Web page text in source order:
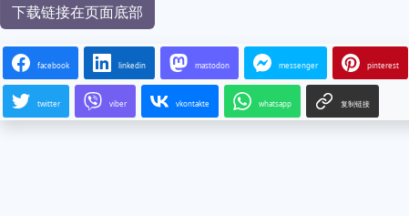
下载链接在页面底部
facebook linkedin mastodon messenger pinterest
twitter viber vkontakte whatsapp 复制链接